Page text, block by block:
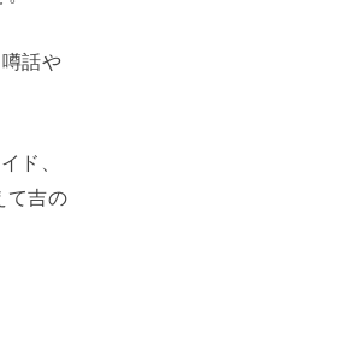
話や
ド、
て吉の